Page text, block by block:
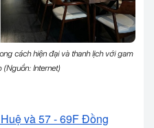
cách hiện đại và thanh lịch với gam
(Nguồn: Internet)
và 57 - 69F Đồng